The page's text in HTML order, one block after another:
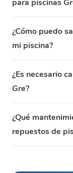
para piscinas
¿Cómo puedo
mi piscina?
¿Es necesario
Gre?
¿Qué
repuestos de